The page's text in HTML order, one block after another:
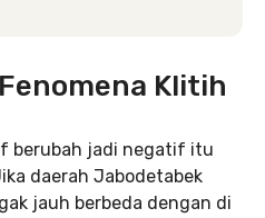
Klitih
berubah jadi negatif itu
daerah Jabodetabek
jauh berbeda dengan di